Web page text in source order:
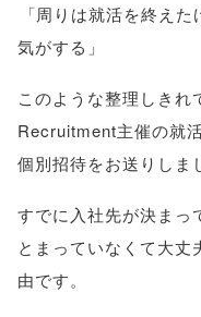
「周りは就活を終えた
気がする 」
このような整理しきれ
Recruitment主催の就
個別招待をお送りしま
すでに入社先が決まっ
とまっていなくて大丈
由です。